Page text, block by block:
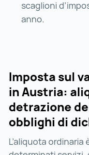
scaglioni
anno.
Imposta sul
in Austria:
detrazione
obblighi di
L’aliquota